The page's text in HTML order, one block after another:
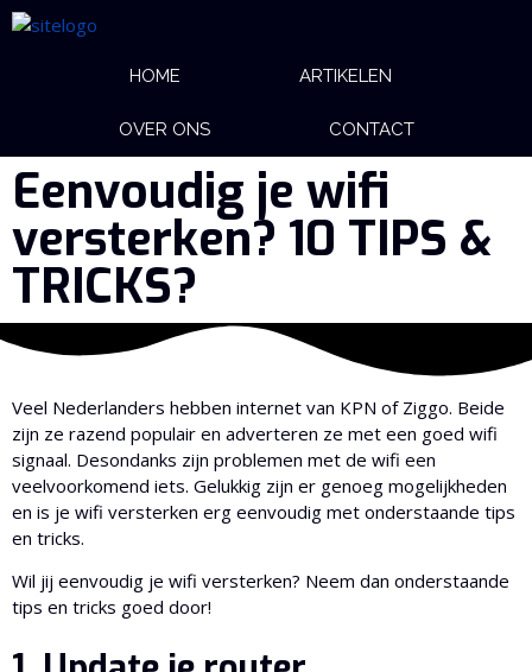
HOME ARTIKELEN
OVER ONS CONTACT
Eenvoudig je wifi
versterken? 10 TIPS &
TRICKS?
Veel Nederlanders hebben internet van KPN of Ziggo. Beide
zijn ze razend populair en adverteren ze met een goed wifi
signaal. Desondanks zijn problemen met de wifi een
veelvoorkomend iets. Gelukkig zijn er genoeg mogelijkheden
en is je wifi versterken erg eenvoudig met onderstaande tips
en tricks.
Wil jij eenvoudig je wifi versterken? Neem dan onderstaande
tips en tricks goed door!